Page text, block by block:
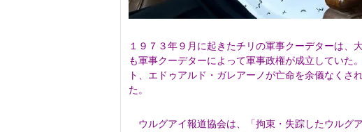
１９７３年９月に起きたチリの軍事クーデターは
も軍事クーデターによって軍事政権が成立していた
ト、エドゥアルド・ガレアーノが亡命を余儀なく
た。
ウルグアイ報道協会は、「拘束・失踪したウルグ